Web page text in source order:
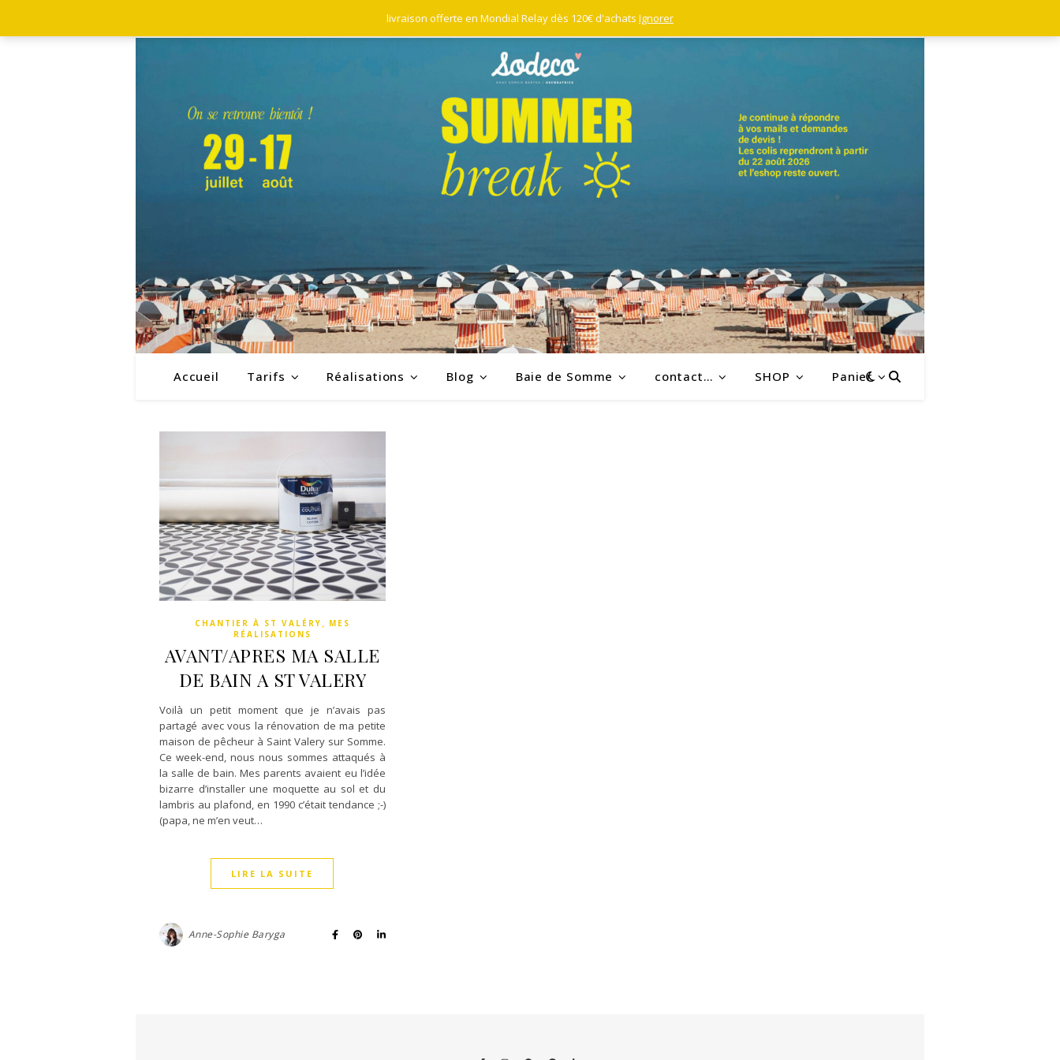
Accueil Tarifs Réalisations Blog Baie de Somme contact… SHOP Panier
CHANTIER À ST VALÉRY , MES
RÉALISATIONS
AVANT/APRES MA SALLE
DE BAIN A ST VALERY
Voilà un petit moment que je n’avais pas
partagé avec vous la rénovation de ma petite
maison de pêcheur à Saint Valery sur Somme.
Ce week-end, nous nous sommes attaqués à
la salle de bain. Mes parents avaient eu l’idée
bizarre d’installer une moquette au sol et du
lambris au plafond, en 1990 c’était tendance ;-)
(papa, ne m’en veut…
LIRE LA SUITE
Anne-Sophie Baryga
livraison offerte en Mondial Relay dès 120€ d'achats Ignorer